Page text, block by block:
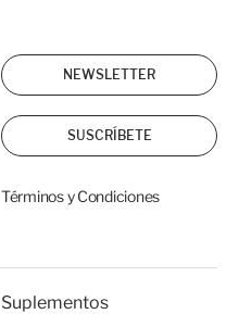
NEWSLETTER
SUSCRÍBETE
Términos y Condiciones
Suplementos